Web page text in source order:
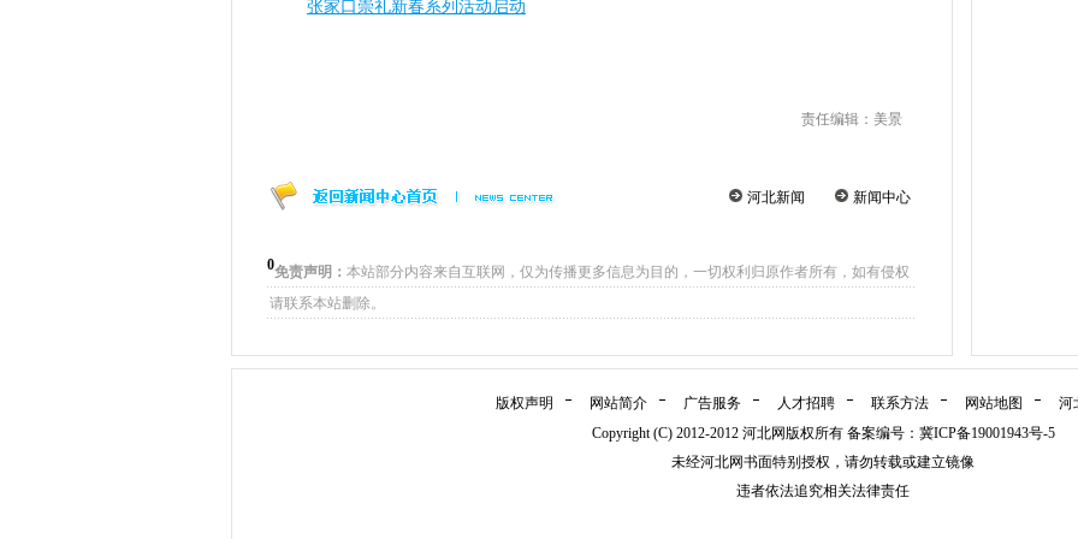
张家口崇礼新春系列活动启动
责任编辑：美景
新闻中心
河北新闻
0免责声明： 本站部分内容来自互联网，仅为传播更多信息为目的，一切权利归原作者所有，如有侵权
请联系本站删除。
版权声明 网站简介 广告服务 人才招聘 联系方法 网站地图
河
Copyright (C) 2012-2012 河北网版权所有 备案编号： 冀ICP备19001943号-5
未经河北网书面特别授权，请勿转载或建立镜像
违者依法追究相关法律责任